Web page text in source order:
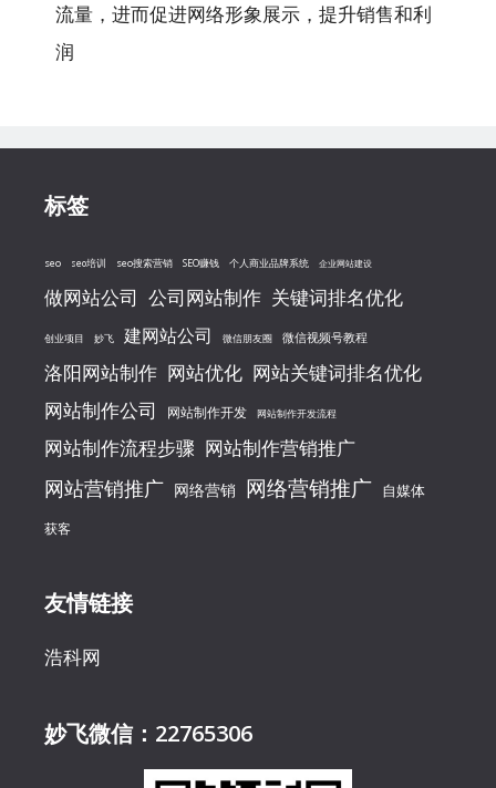
流量，进而促进网络形象展示，提升销售和利
润
标签
seo seo培训 seo搜索营销 SEO赚钱 个人商业品牌系统 企业网站建设
做网站公司 公司网站制作 关键词排名优化
创业项目 妙飞 建网站公司 微信朋友圈 微信视频号教程
洛阳网站制作 网站优化 网站关键词排名优化
网站制作公司
网站制作开发 网站制作开发流程
网站制作流程步骤 网站制作营销推广
网站营销推广 网络营销 网络营销推广 自媒体
获客
友情链接
浩科网
妙飞微信：22765306